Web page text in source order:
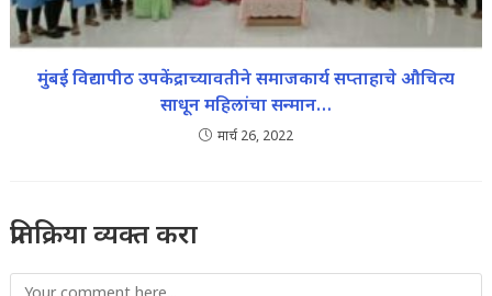
मुंबई विद्यापीठ उपकेंद्राच्यावतीने समाजकार्य सप्ताहाचे औचित्य
साधून महिलांचा सन्मान…
मार्च 26, 2022
प्रतिक्रिया व्यक्त करा
Comment